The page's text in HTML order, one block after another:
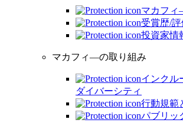
マカフィ
受賞歴/評
投資家情
マカフィ―の取り組み
インクル
ダイバーシティ
行動規範
パブリッ